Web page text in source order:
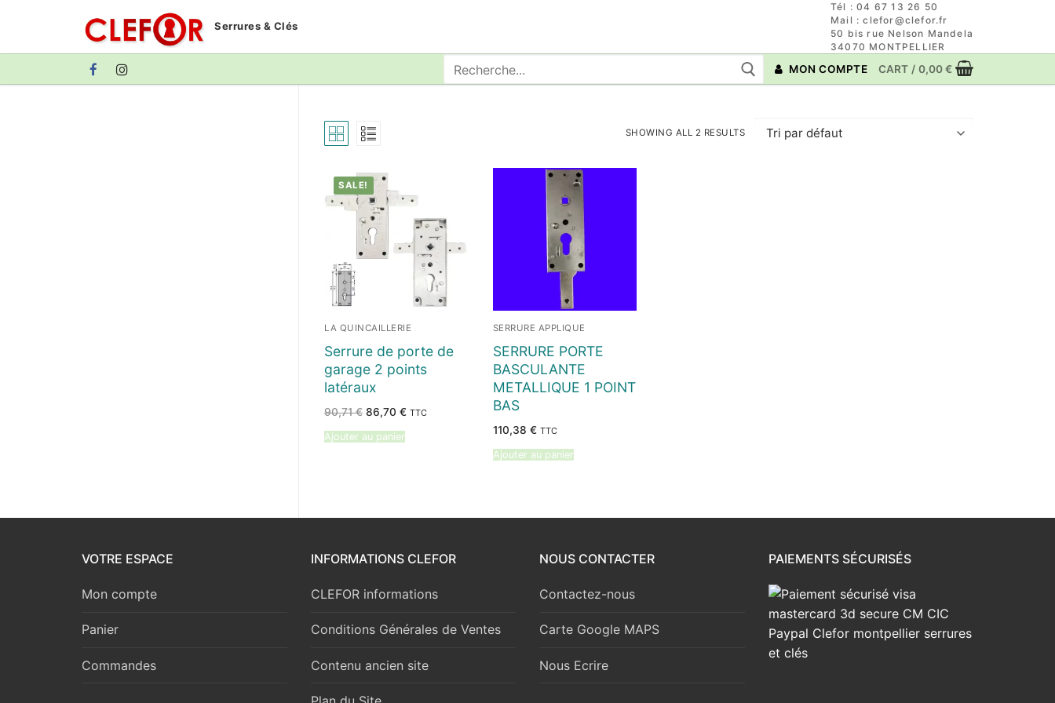
Serrures & Clés
Tél : 04 67 13 26 50
Mail : clefor@clefor.fr
50 bis rue Nelson Mandela
34070 MONTPELLIER
Rechercher
:
MON COMPTE CART / 0,00€
SHOWING ALL 2 RESULTS
SALE!
LA QUINCAILLERIE
Serrure de porte de
garage 2 points
latéraux
90,71€ Le
prix
initial
était :
86,70 €Le
TTC
Ajouter au panier
SERRURE APPLIQUE
SERRURE PORTE
BASCULANTE
METALLIQUE 1 POINT
BAS
110,38 € TTC
Ajouter au panier
VOTRE ESPACE
Mon compte
Panier
Commandes
INFORMATIONS CLEFOR
CLEFOR informations
Conditions Générales de Ventes
Contenu ancien site
NOUS CONTACTER
Contactez-nous
Carte Google MAPS
Nous Ecrire
PAIEMENTS SÉCURISÉS